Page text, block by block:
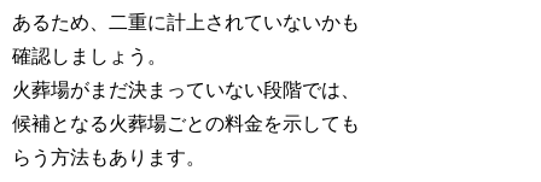
あるため、二重に計上されていないかも
確認しましょう。
火葬場がまだ決まっていない段階では、
候補となる火葬場ごとの料金を示しても
らう方法もあります。